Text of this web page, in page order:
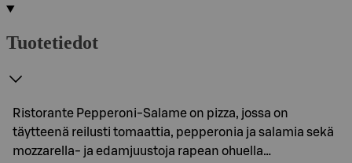
Tuotetiedot
Ristorante Pepperoni-Salame on pizza, jossa on
täytteenä reilusti tomaattia, pepperonia ja salamia sekä
mozzarella- ja edamjuustoja rapean ohuella…